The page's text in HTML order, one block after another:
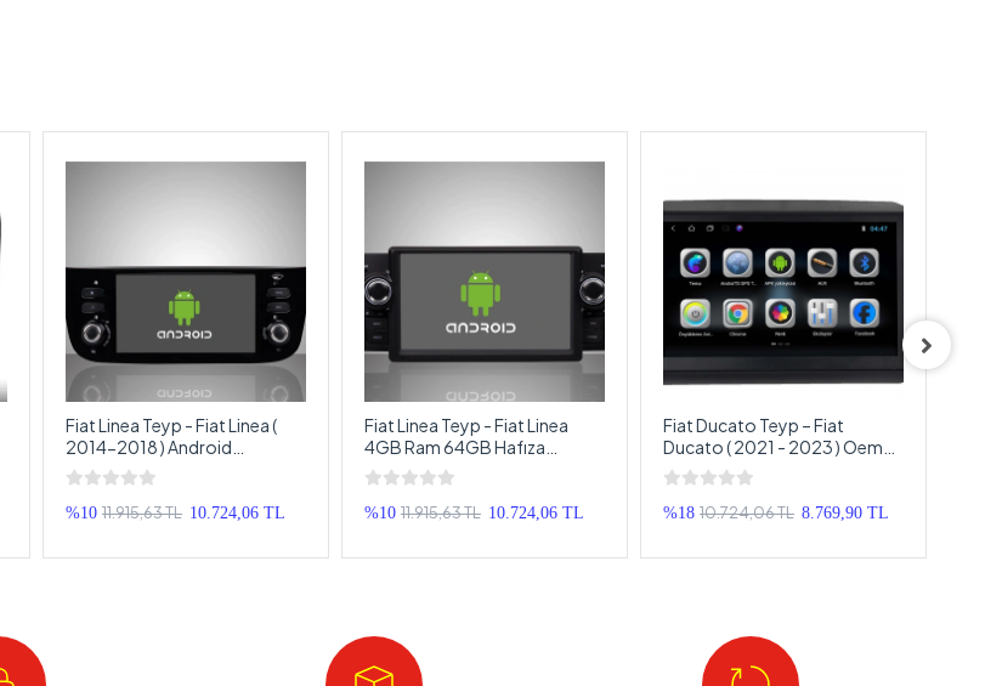
Fiat Linea Teyp - Fiat Linea (
2014-2018 ) Android
Multimedya - Fiat Linea
Android Double Teyp
%10 11.915,63 TL 10.724,06 TL
Fiat Linea Teyp - Fiat Linea
4GB Ram 64GB Hafıza
Android Multimedya - Fiat
Linea Android Double Teyp
%10 11.915,63 TL 10.724,06 TL
Fiat Ducato Teyp – Fiat
Ducato ( 2021 - 2023 ) Oem
Android Multimedya – Fiat
Ducato Android Double Teyp
%18 10.724,06 TL 8.769,90 TL